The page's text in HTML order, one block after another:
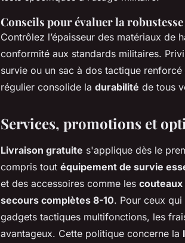
Conseils pour évaluer la
Contrôlez l’épaisseur des matériaux de
conformité aux standards militaires.
survie ou un sac à dos tactique
régulier consolide la durabilité de tous
Services, promotions et
Livraison gratuite s'applique dès le
compris tout équipement de survie
et des accessoires comme les
secours complètes 8-10. Pour ceux
gadgets tactiques multifonctions, les
avantageux. Cette politique concerne la